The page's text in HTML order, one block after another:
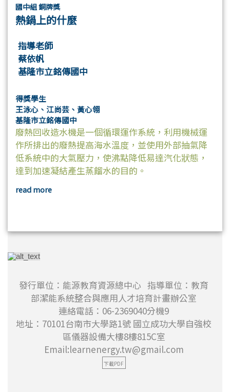
國中組 銅牌獎
熱鍋上的什麼
指導老師
蔡依帆
基隆市立銘傳國中
得獎學生
王泳心、江尚芸、黃心翎
基隆市立銘傳國中
廢熱回收造水機是一個循環運作系統，利用機械運
作所排出的廢熱提高海水溫度，並使用外部抽氣降
低系統中的大氣壓力，使沸點降低易達汽化狀態，
達到加速凝結產生蒸餾水的目的。
read more
發行單位：能源教育資源總中心 指導單位：教育
部潔能系統整合與應用人才培育計畫辦公室
連絡電話：06-2369040分機9
地址：70101台南市大學路1號 國立成功大學自強校
區儀器設備大樓8樓815C室
Email:learnenergy.tw@gmail.com
下載PDF